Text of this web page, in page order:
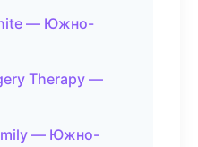
— Южно-
Therapy —
— Южно-